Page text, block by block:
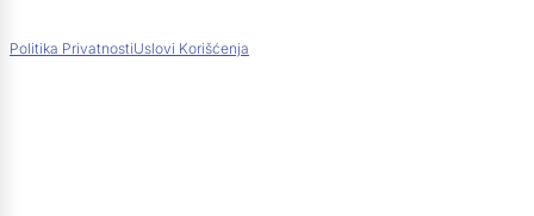
Politika PrivatnostiUslovi Korišćenja